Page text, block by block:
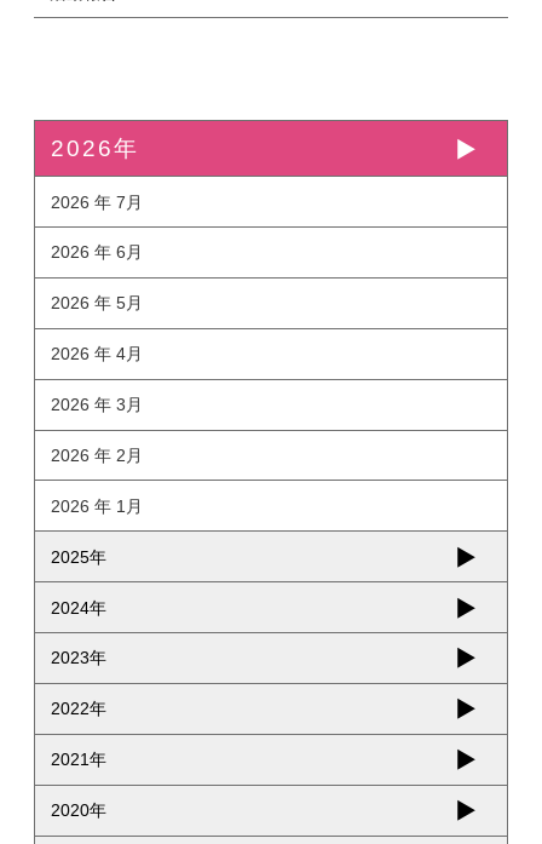
2026年
2026 年 7月
2026 年 6月
2026 年 5月
2026 年 4月
2026 年 3月
2026 年 2月
2026 年 1月
2025年
2024年
2023年
2022年
2021年
2020年